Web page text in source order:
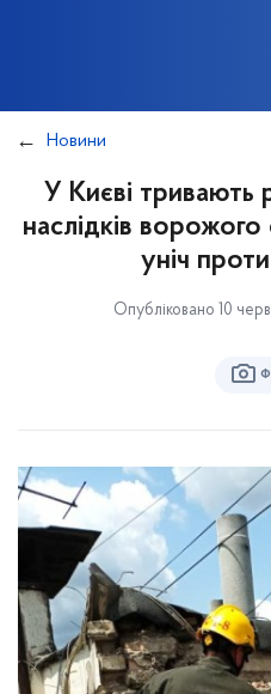
Новини
У Києві тривають
наслідків
уніч
Опубліковано 10